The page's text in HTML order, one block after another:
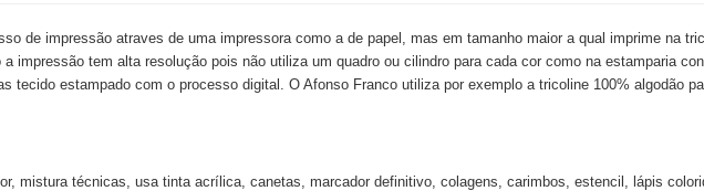
de impressão atraves de uma impressora como a de papel, mas em tamanho maior a qual imprime na
impressão tem alta resolução pois não utiliza um quadro ou cilindro para cada cor como na estamparia
tecido estampado com o processo digital. O Afonso Franco utiliza por exemplo a tricoline 100% algodão
mistura técnicas, usa tinta acrílica, canetas, marcador definitivo, colagens, carimbos, estencil, lápis